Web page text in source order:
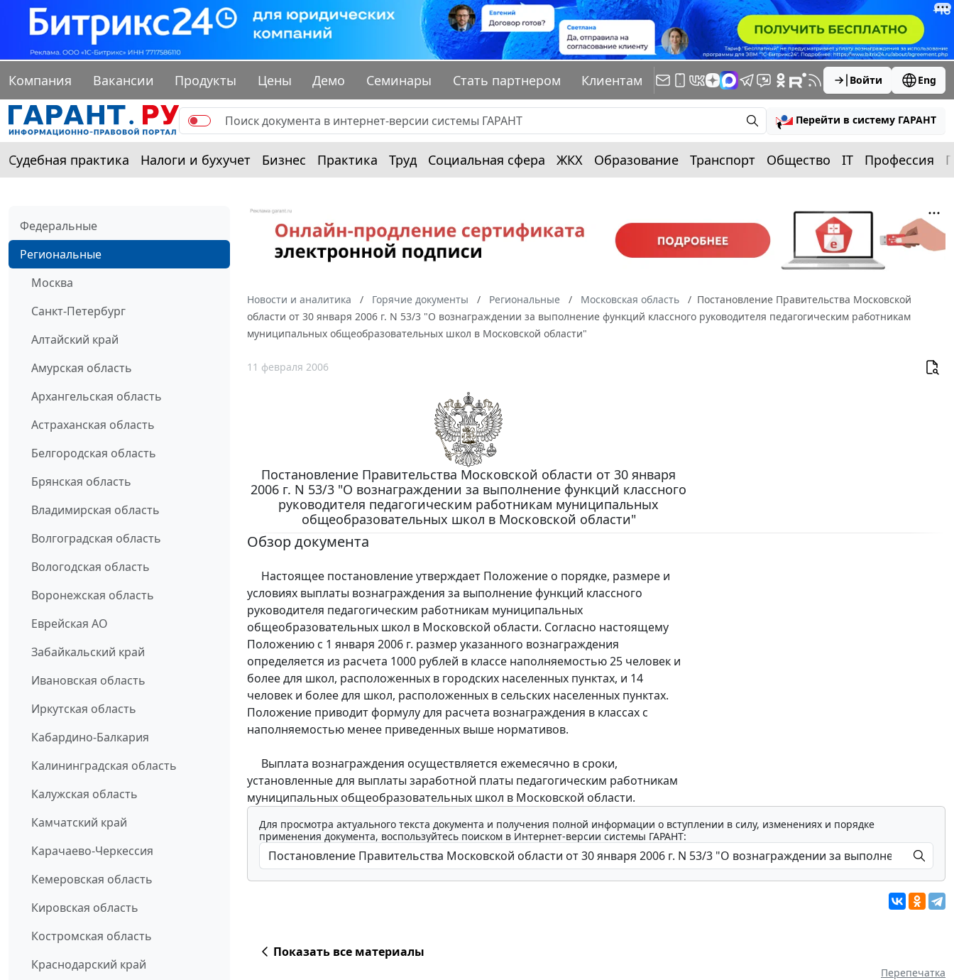
Компания Вакансии Продукты Цены Демо Семинары Стать партнером Клиентам Войти Eng
Перейти в систему ГАРАНТ
Судебная практика Налоги и бухучет Бизнес Практика Труд Социальная сфера ЖКХ Образование Транспорт Общество IT Профессия
Федеральные
Региональные
Москва
Санкт-Петербург
Алтайский край
Амурская область
Архангельская область
Астраханская область
Белгородская область
Брянская область
Владимирская область
Волгоградская область
Вологодская область
Воронежская область
Еврейская АО
Забайкальский край
Ивановская область
Иркутская область
Кабардино-Балкария
Калининградская область
Калужская область
Камчатский край
Карачаево-Черкессия
Кемеровская область
Кировская область
Костромская область
Краснодарский край
Новости и аналитика Горячие документы Региональные Московская область
Постановление Правительства Московской
области от 30 января 2006 г. N 53/3 "О вознаграждении за выполнение функций классного руководителя педагогическим работникам
муниципальных общеобразовательных школ в Московской области"
11 февраля 2006
Постановление Правительства Московской области от 30 января
2006 г. N 53/3 "О вознаграждении за выполнение функций классного
руководителя педагогическим работникам муниципальных
общеобразовательных школ в Московской области"
Обзор документа
Настоящее постановление утверждает Положение о порядке, размере и
условиях выплаты вознаграждения за выполнение функций классного
руководителя педагогическим работникам муниципальных
общеобразовательных школ в Московской области. Согласно настоящему
Положению с 1 января 2006 г. размер указанного вознаграждения
определяется из расчета 1000 рублей в классе наполняемостью 25 человек и
более для школ, расположенных в городских населенных пунктах, и 14
человек и более для школ, расположенных в сельских населенных пунктах.
Положение приводит формулу для расчета вознаграждения в классах с
наполняемостью менее приведенных выше нормативов.
Выплата вознаграждения осуществляется ежемесячно в сроки,
установленные для выплаты заработной платы педагогическим работникам
муниципальных общеобразовательных школ в Московской области.
Для просмотра актуального текста документа и получения полной информации о вступлении в силу, изменениях и порядке
применения документа, воспользуйтесь поиском в Интернет-версии системы ГАРАНТ:
Показать все материалы
Перепечатка